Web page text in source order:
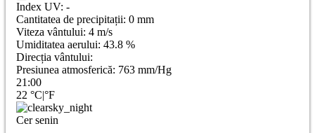
Index UV: -
Cantitatea de precipitații: 0 mm
Viteza vântului: 4 m/s
Umiditatea aerului: 43.8 %
Direcția vântului:
Presiunea atmosferică: 763 mm/Hg
21:00
22 °C|°F
Cer senin